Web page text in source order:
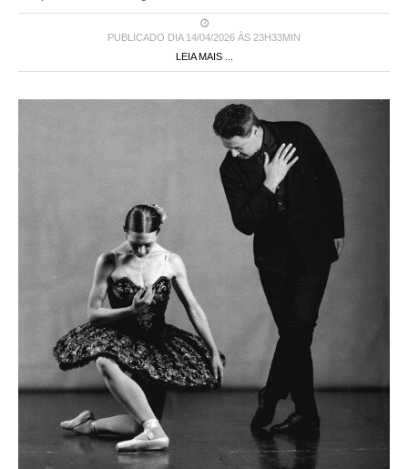
PUBLICADO DIA 14/04/2026 ÀS 23H33MIN
LEIA MAIS ...